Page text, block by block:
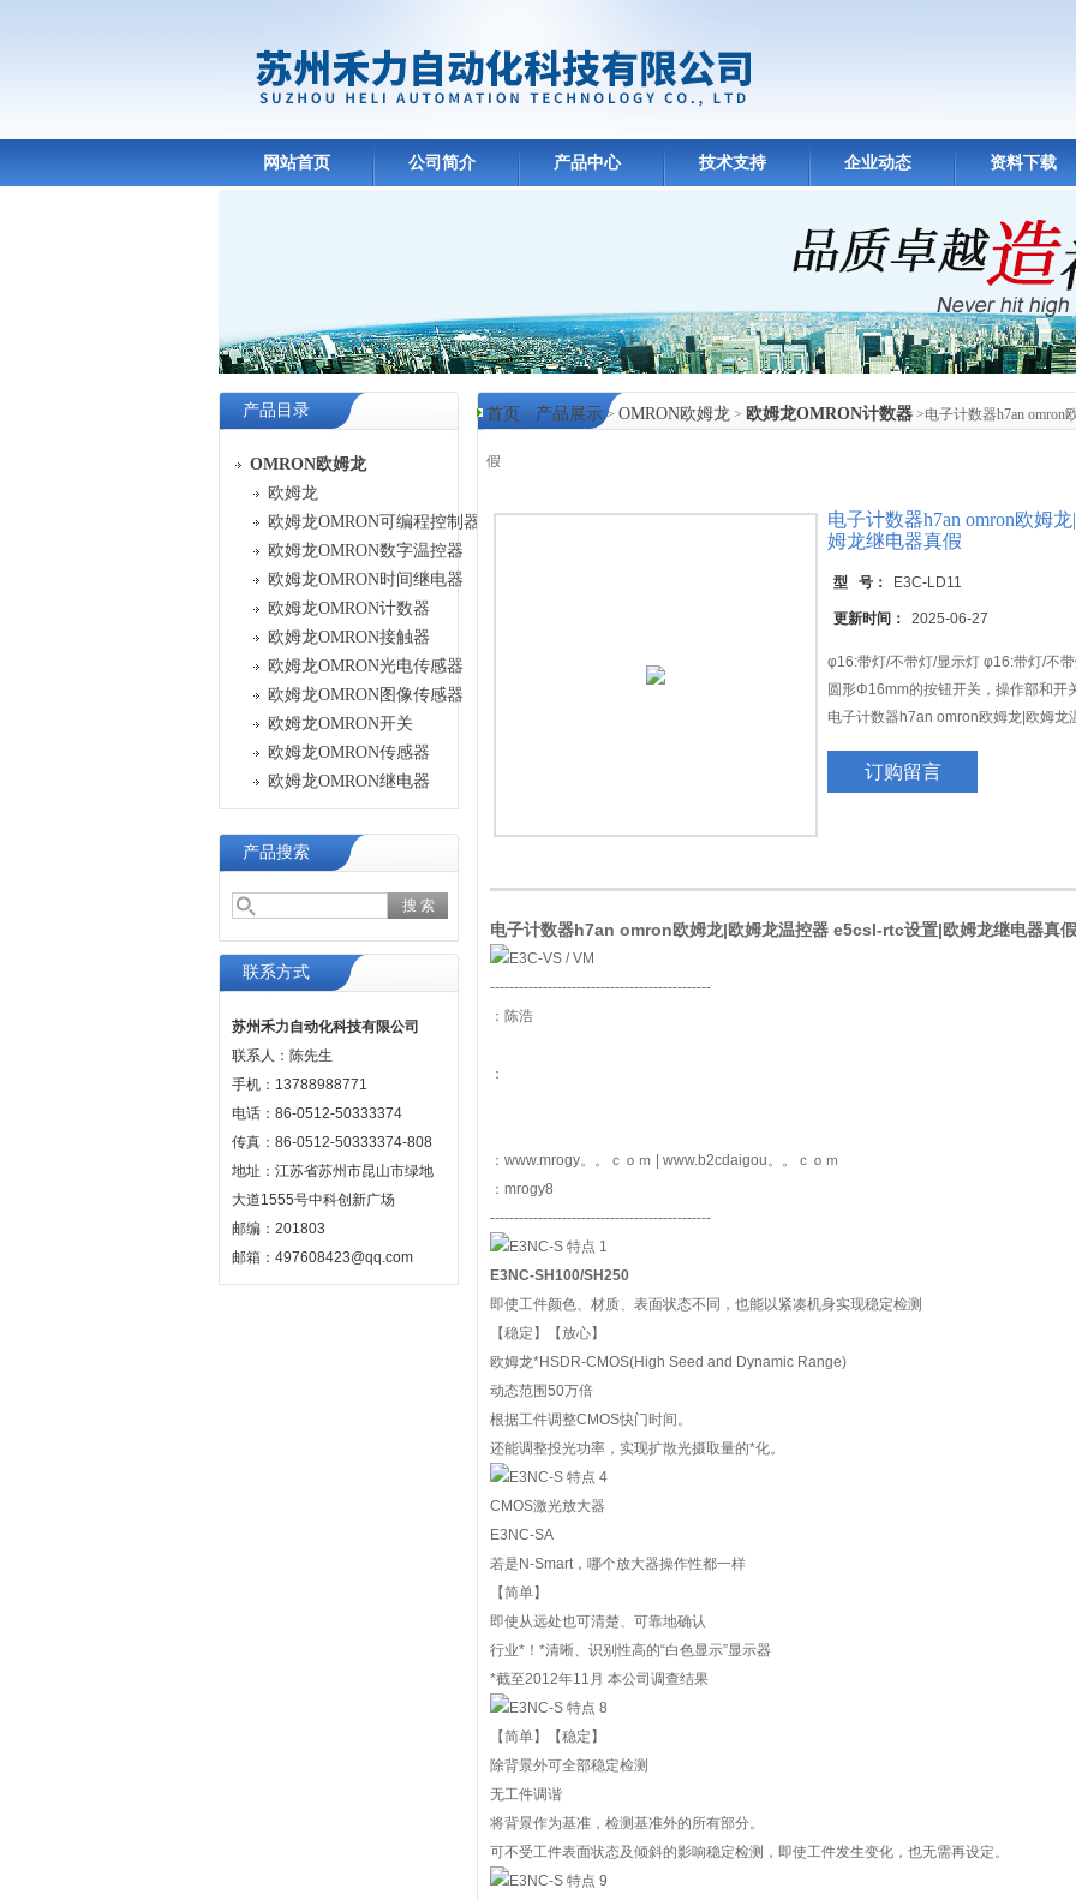
网站首页 公司简介 产品中心 技术支持 企业动态 资料下载
产品目录
OMRON欧姆龙
欧姆龙
欧姆龙OMRON可编程控制器
欧姆龙OMRON数字温控器
欧姆龙OMRON时间继电器
欧姆龙OMRON计数器
欧姆龙OMRON接触器
欧姆龙OMRON光电传感器
欧姆龙OMRON图像传感器
欧姆龙OMRON开关
欧姆龙OMRON传感器
欧姆龙OMRON继电器
产品搜索
联系方式
苏州禾力自动化科技有限公司
联系人：陈先生
手机：13788988771
电话：86-0512-50333374
传真：86-0512-50333374-808
地址：江苏省苏州市昆山市绿地
大道1555号中科创新广场
邮编：201803
邮箱：497608423@qq.com
首页 > 产品展示> OMRON欧姆龙 > 欧姆龙OMRON计数器 >电子计数器h7an omron
假
电子计数器h7an omron欧姆
姆龙继电器真假
型 号： E3C-LD11
更新时间： 2025-06-27
φ16:带灯/不带灯/显示灯 φ16:带灯/不
圆形Φ16mm的按钮开关，操作部和开
电子计数器h7an omron欧姆龙|欧姆
订购留言
电子计数器h7an omron欧姆龙|欧姆龙温控器 e5csl-rtc设置|欧姆龙继电器真假
----------------------------------------------
：陈浩
：
：www.mrogy。。ｃｏｍ | www.b2cdaigou。。ｃｏｍ
：mrogy8
----------------------------------------------
E3NC-SH100/SH250
即使工件颜色、材质、表面状态不同，也能以紧凑机身实现稳定检测
【稳定】【放心】
欧姆龙*HSDR-CMOS(High Seed and Dynamic Range)
动态范围50万倍
根据工件调整CMOS快门时间。
还能调整投光功率，实现扩散光摄取量的*化。
CMOS激光放大器
E3NC-SA
若是N-Smart，哪个放大器操作性都一样
【简单】
即使从远处也可清楚、可靠地确认
行业*！*清晰、识别性高的“白色显示”显示器
*截至2012年11月 本公司调查结果
【简单】【稳定】
除背景外可全部稳定检测
无工件调谐
将背景作为基准，检测基准外的所有部分。
可不受工件表面状态及倾斜的影响稳定检测，即使工件发生变化，也无需再设定。